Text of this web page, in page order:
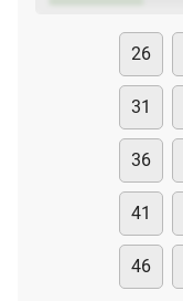
26
31
36
41
46